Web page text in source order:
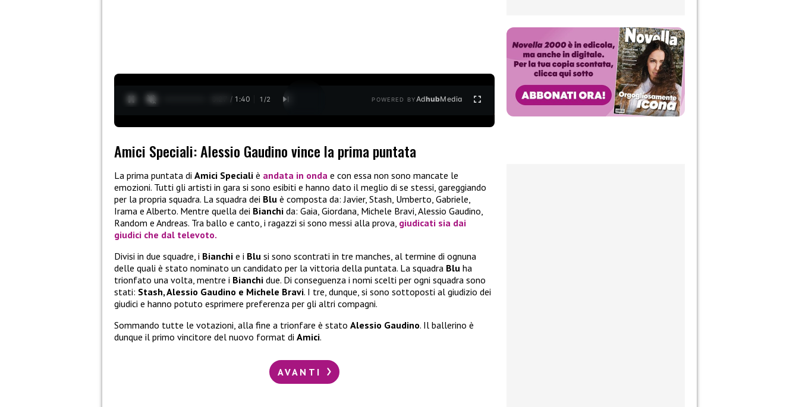
0:28 / 1:40 1 /2 POWERED BYAdhubMedia
Amici Speciali: Alessio Gaudino vince la prima puntata
La prima puntata di Amici Speciali è andata in onda e con essa non sono mancate le
emozioni. Tutti gli artisti in gara si sono esibiti e hanno dato il meglio di se stessi, gareggiando
per la propria squadra. La squadra dei Blu è composta da: Javier, Stash, Umberto, Gabriele,
Irama e Alberto. Mentre quella dei Bianchi da: Gaia, Giordana, Michele Bravi, Alessio Gaudino,
Random e Andreas. Tra ballo e canto, i ragazzi si sono messi alla prova, giudicati sia dai
giudici che dal televoto.
Divisi in due squadre, i Bianchi e i Blu si sono scontrati in tre manches, al termine di ognuna
delle quali è stato nominato un candidato per la vittoria della puntata. La squadra Blu ha
trionfato una volta, mentre i Bianchi due. Di conseguenza i nomi scelti per ogni squadra sono
stati: Stash, Alessio Gaudino e Michele Bravi. I tre, dunque, si sono sottoposti al giudizio dei
giudici e hanno potuto esprimere preferenza per gli altri compagni.
Sommando tutte le votazioni, alla fine a trionfare è stato Alessio Gaudino. Il ballerino è
dunque il primo vincitore del nuovo format di Amici.
AVANTI